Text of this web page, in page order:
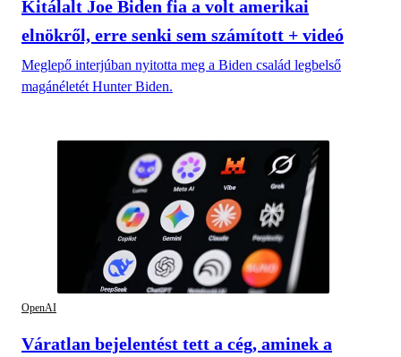
Kitálalt Joe Biden fia a volt amerikai
elnökről, erre senki sem számított + videó
Meglepő interjúban nyitotta meg a Biden család legbelső
magánéletét Hunter Biden.
OpenAI
Váratlan bejelentést tett a cég, aminek a